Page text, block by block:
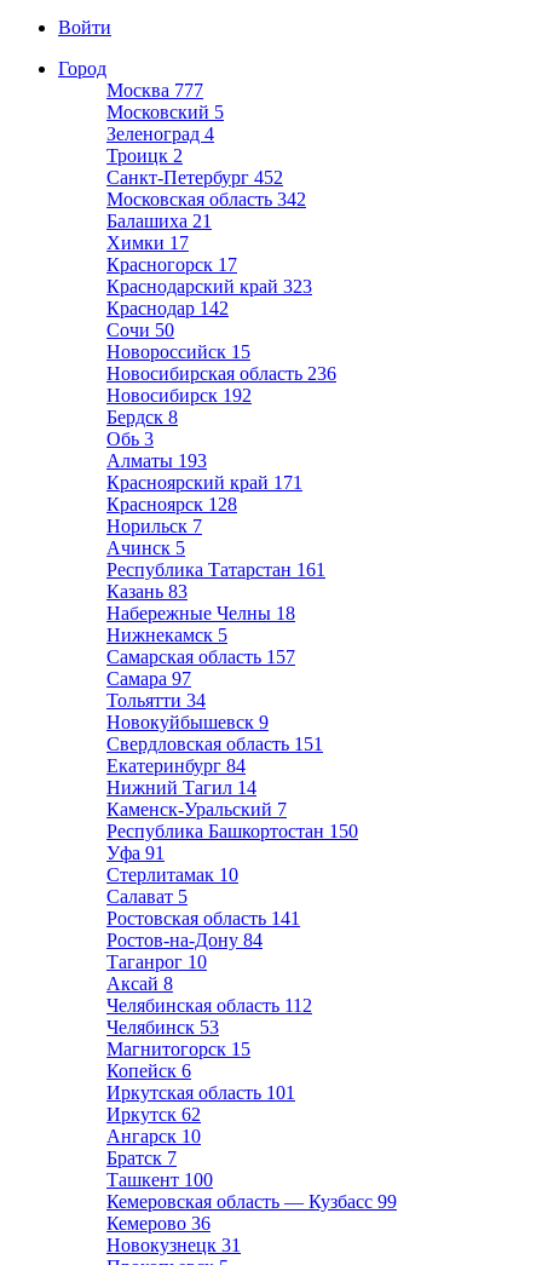
Войти
Город
Москва 777
Московский 5
Зеленоград 4
Троицк 2
Санкт-Петербург 452
Московская область 342
Балашиха 21
Химки 17
Красногорск 17
Краснодарский край 323
Краснодар 142
Сочи 50
Новороссийск 15
Новосибирская область 236
Новосибирск 192
Бердск 8
Обь 3
Алматы 193
Красноярский край 171
Красноярск 128
Норильск 7
Ачинск 5
Республика Татарстан 161
Казань 83
Набережные Челны 18
Нижнекамск 5
Самарская область 157
Самара 97
Тольятти 34
Новокуйбышевск 9
Свердловская область 151
Екатеринбург 84
Нижний Тагил 14
Каменск-Уральский 7
Республика Башкортостан 150
Уфа 91
Стерлитамак 10
Салават 5
Ростовская область 141
Ростов-на-Дону 84
Таганрог 10
Аксай 8
Челябинская область 112
Челябинск 53
Магнитогорск 15
Копейск 6
Иркутская область 101
Иркутск 62
Ангарск 10
Братск 7
Ташкент 100
Кемеровская область — Кузбасс 99
Кемерово 36
Новокузнецк 31